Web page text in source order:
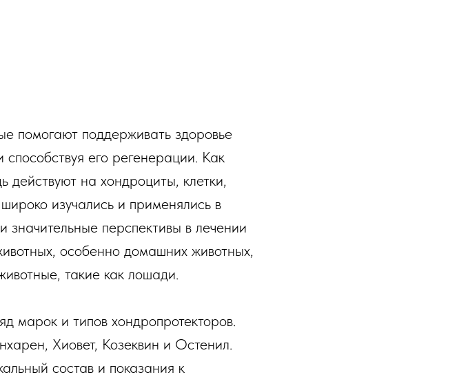
помогают поддерживать здоровье
его регенерации. Как
действуют на хондроциты, клетки,
изучались и применялись в
перспективы в лечении
особенно домашних животных,
такие как лошади.
марок и типов хондропротекторов.
Хиовет, Козеквин и Остенил.
состав и показания к